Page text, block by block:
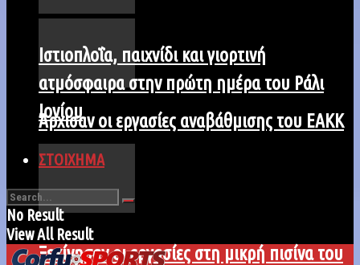
Iστιοπλοΐα, παιχνίδι και γιορτινή
ατμόσφαιρα στην πρώτη ημέρα του Ράλι
Ιονίου
Ξεκίνησαν οι εργασίες στη μικρή πισίνα του
Άρχισαν οι εργασίες αναβάθμισης του ΕΑΚΚ
ΣΤΟΙΧΗΜΑ
No Result
View All Result